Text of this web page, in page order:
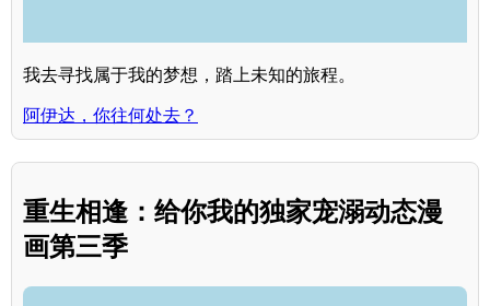
我去寻找属于我的梦想，踏上未知的旅程。
阿伊达，你往何处去？
重生相逢：给你我的独家宠溺动态漫
画第三季